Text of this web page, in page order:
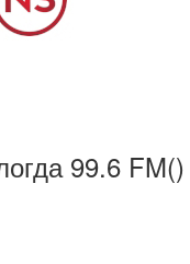
99.6 FM()